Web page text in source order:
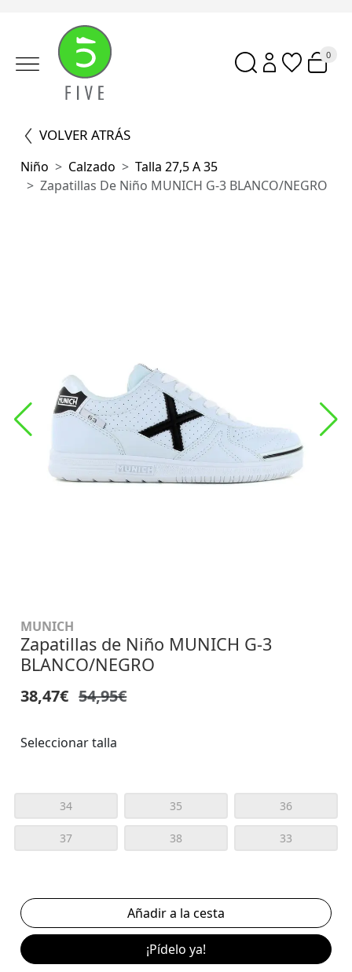
0
VOLVER ATRÁS
Niño Calzado
Talla 27,5 A 35
Zapatillas De Niño MUNICH G-3 BLANCO/NEGRO
MUNICH
Zapatillas de Niño MUNICH G-3
BLANCO/NEGRO
38,47€ 54,95€
Seleccionar talla
34 35 36
37 38 33
¡Pídelo ya!